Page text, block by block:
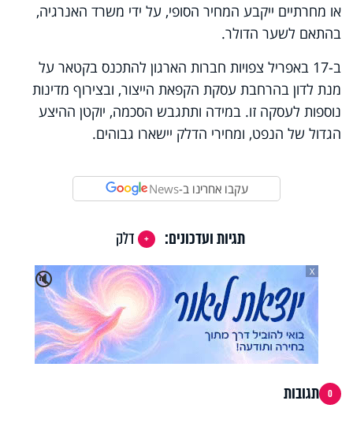
או מחרתיים ייקבע המחיר הסופי, על ידי משרד האנרגיה,
בהתאם לשער הדולר.
ב-17 באפריל צפויות חברות הארגון להתכנס בקטאר על
מנת לדון בהרחבת עסקת הקפאת הייצור, ובצירוף מדינות
נוספות לעסקה זו. במידה ותתגבש הסכמה, יוקטן ההיצע
הגדול של הנפט, ומחירי הדלק יישארו גבוהים.
עקבו אחרינו ב-News
תגיות ועדכונים:
דלק
🔇
X
0 תגובות